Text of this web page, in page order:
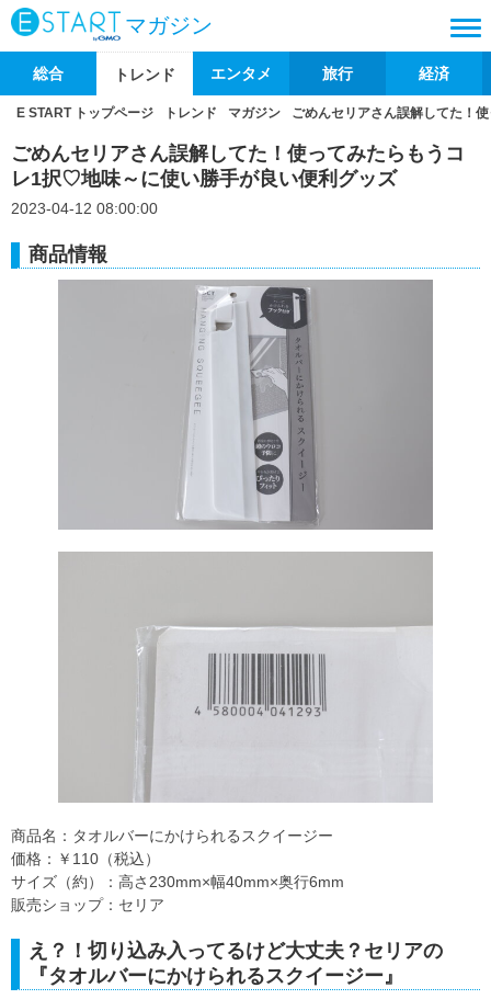
マガジン
総合 トレンド エンタメ 旅行 経済
E START トップページ トレンド マガジン ごめんセリアさん誤解してた！
ごめんセリアさん誤解してた！使ってみたらもうコ
レ1択♡地味～に使い勝手が良い便利グッズ
2023-04-12 08:00:00
商品情報
商品名：タオルバーにかけられるスクイージー
価格：￥110（税込）
サイズ（約）：高さ230mm×幅40mm×奥行6mm
販売ショップ：セリア
え？！切り込み入ってるけど大丈夫？セリアの
『タオルバーにかけられるスクイージー』